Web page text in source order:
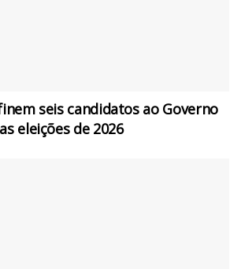
seis candidatos ao Governo
eleições de 2026